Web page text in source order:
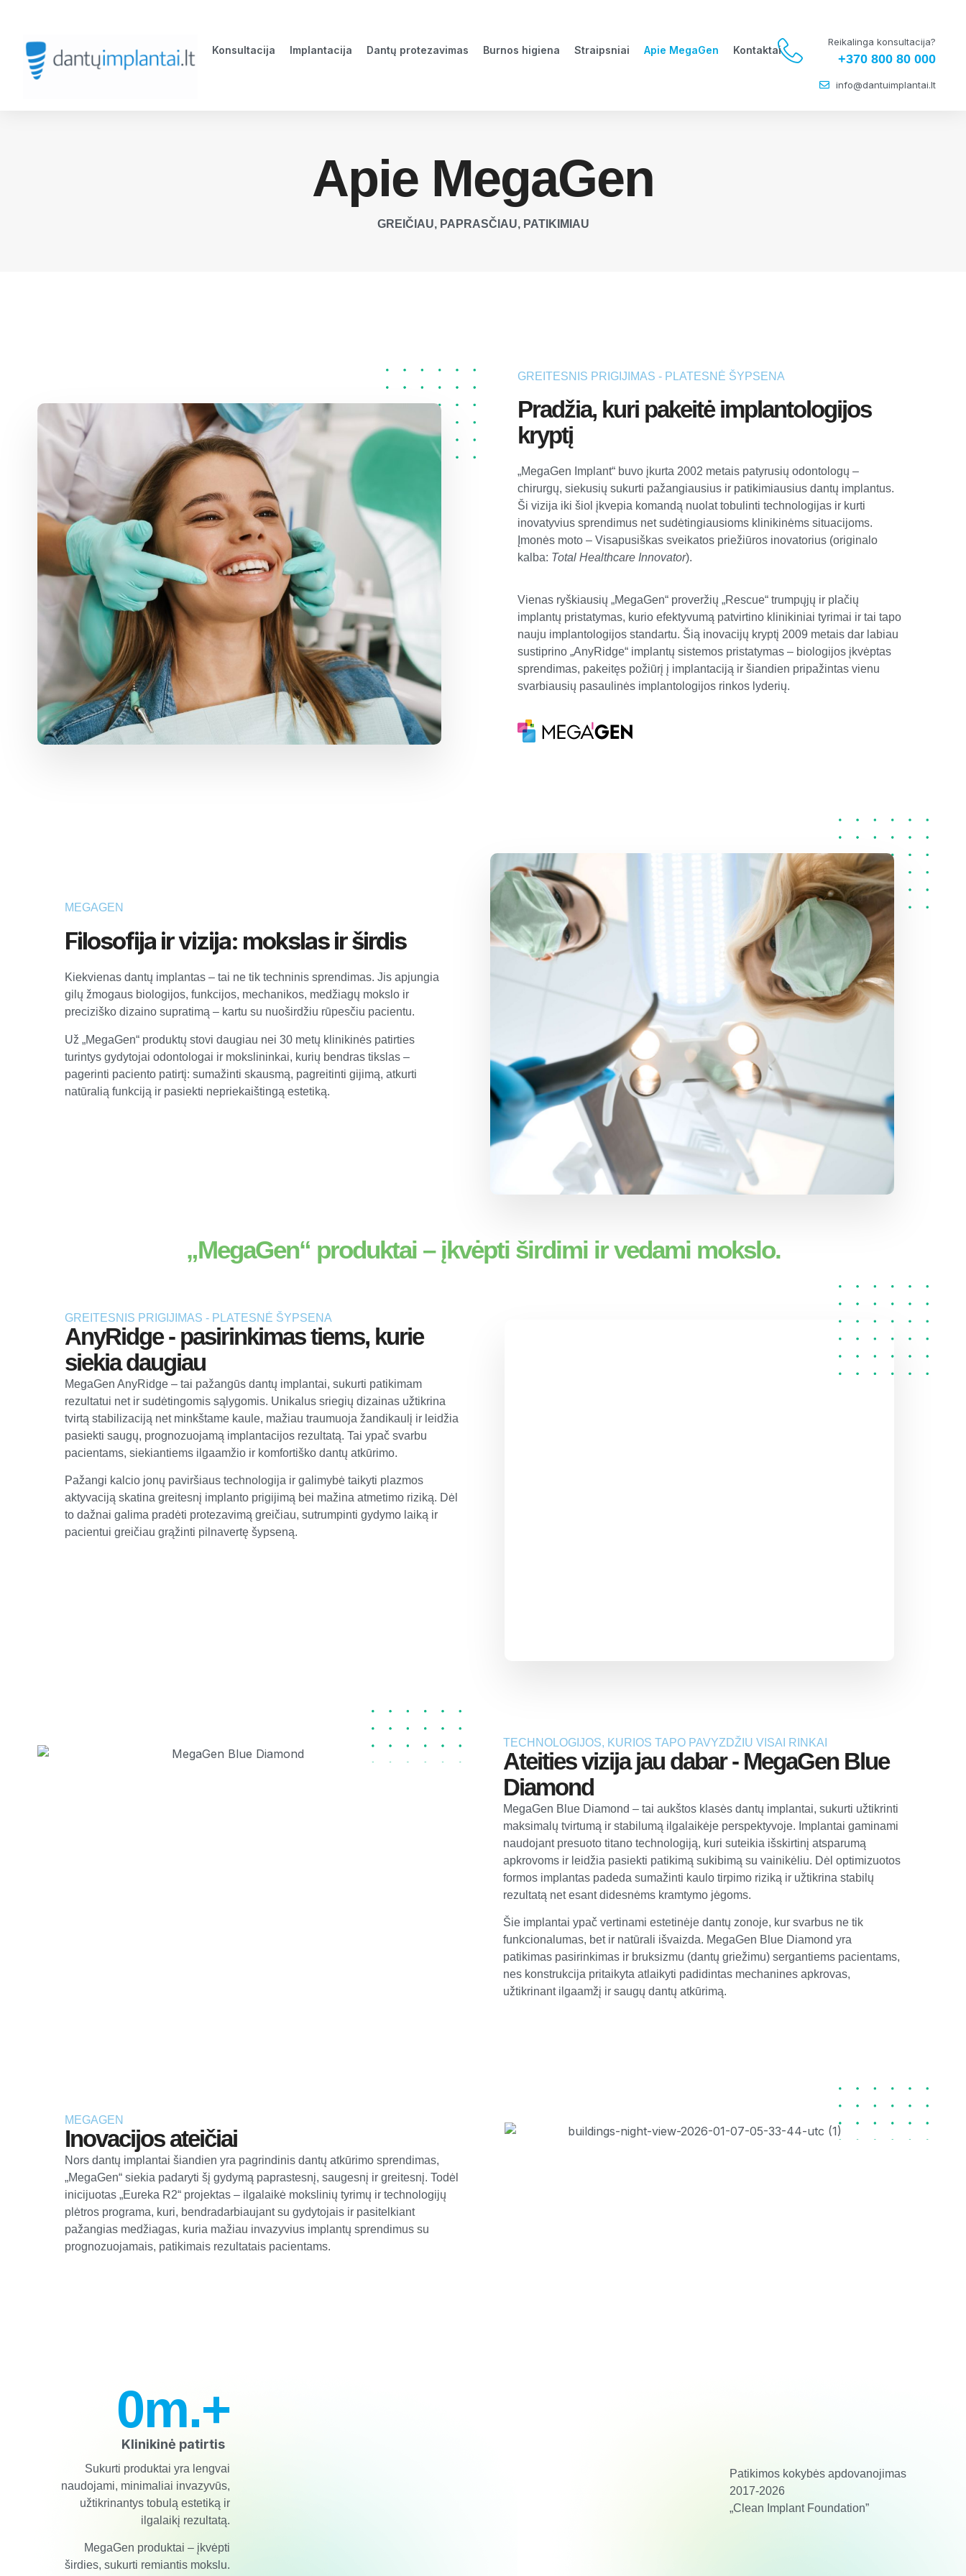
Konsultacija Implantacija Dantų protezavimas Burnos higiena Straipsniai Apie MegaGen Kontaktai
Reikalinga konsultacija?
+370 800 80 000
info@dantuimplantai.lt
Apie MegaGen
GREIČIAU, PAPRASČIAU, PATIKIMIAU
GREITESNIS PRIGIJIMAS - PLATESNĖ ŠYPSENA
Pradžia, kuri pakeitė implantologijos
kryptį
„MegaGen Implant“ buvo įkurta 2002 metais patyrusių odontologų –
chirurgų, siekusių sukurti pažangiausius ir patikimiausius dantų implantus.
Ši vizija iki šiol įkvepia komandą nuolat tobulinti technologijas ir kurti
inovatyvius sprendimus net sudėtingiausioms klinikinėms situacijoms.
Įmonės moto – Visapusiškas sveikatos priežiūros inovatorius (originalo
kalba: Total Healthcare Innovator).
Vienas ryškiausių „MegaGen“ proveržių „Rescue“ trumpųjų ir plačių
implantų pristatymas, kurio efektyvumą patvirtino klinikiniai tyrimai ir tai tapo
nauju implantologijos standartu. Šią inovacijų kryptį 2009 metais dar labiau
sustiprino „AnyRidge“ implantų sistemos pristatymas – biologijos įkvėptas
sprendimas, pakeitęs požiūrį į implantaciją ir šiandien pripažintas vienu
svarbiausių pasaulinės implantologijos rinkos lyderių.
MEGAGEN
Filosofija ir vizija: mokslas ir širdis
Kiekvienas dantų implantas – tai ne tik techninis sprendimas. Jis apjungia
gilų žmogaus biologijos, funkcijos, mechanikos, medžiagų mokslo ir
preciziško dizaino supratimą – kartu su nuoširdžiu rūpesčiu pacientu.
Už „MegaGen“ produktų stovi daugiau nei 30 metų klinikinės patirties
turintys gydytojai odontologai ir mokslininkai, kurių bendras tikslas –
pagerinti paciento patirtį: sumažinti skausmą, pagreitinti gijimą, atkurti
natūralią funkciją ir pasiekti nepriekaištingą estetiką.
„MegaGen“ produktai – įkvėpti širdimi ir vedami mokslo.
GREITESNIS PRIGIJIMAS - PLATESNĖ ŠYPSENA
AnyRidge - pasirinkimas tiems, kurie
siekia daugiau
MegaGen AnyRidge – tai pažangūs dantų implantai, sukurti patikimam
rezultatui net ir sudėtingomis sąlygomis. Unikalus sriegių dizainas užtikrina
tvirtą stabilizaciją net minkštame kaule, mažiau traumuoja žandikaulį ir leidžia
pasiekti saugų, prognozuojamą implantacijos rezultatą. Tai ypač svarbu
pacientams, siekiantiems ilgaamžio ir komfortiško dantų atkūrimo.
Pažangi kalcio jonų paviršiaus technologija ir galimybė taikyti plazmos
aktyvaciją skatina greitesnį implanto prigijimą bei mažina atmetimo riziką. Dėl
to dažnai galima pradėti protezavimą greičiau, sutrumpinti gydymo laiką ir
pacientui greičiau grąžinti pilnavertę šypseną.
TECHNOLOGIJOS, KURIOS TAPO PAVYZDŽIU VISAI RINKAI
Ateities vizija jau dabar - MegaGen Blue
Diamond
MegaGen Blue Diamond – tai aukštos klasės dantų implantai, sukurti užtikrinti
maksimalų tvirtumą ir stabilumą ilgalaikėje perspektyvoje. Implantai gaminami
naudojant presuoto titano technologiją, kuri suteikia išskirtinį atsparumą
apkrovoms ir leidžia pasiekti patikimą sukibimą su vainikėliu. Dėl optimizuotos
formos implantas padeda sumažinti kaulo tirpimo riziką ir užtikrina stabilų
rezultatą net esant didesnėms kramtymo jėgoms.
Šie implantai ypač vertinami estetinėje dantų zonoje, kur svarbus ne tik
funkcionalumas, bet ir natūrali išvaizda. MegaGen Blue Diamond yra
patikimas pasirinkimas ir bruksizmu (dantų griežimu) sergantiems pacientams,
nes konstrukcija pritaikyta atlaikyti padidintas mechanines apkrovas,
užtikrinant ilgaamžį ir saugų dantų atkūrimą.
MEGAGEN
Inovacijos ateičiai
Nors dantų implantai šiandien yra pagrindinis dantų atkūrimo sprendimas,
„MegaGen“ siekia padaryti šį gydymą paprastesnį, saugesnį ir greitesnį. Todėl
inicijuotas „Eureka R2“ projektas – ilgalaikė mokslinių tyrimų ir technologijų
plėtros programa, kuri, bendradarbiaujant su gydytojais ir pasitelkiant
pažangias medžiagas, kuria mažiau invazyvius implantų sprendimus su
prognozuojamais, patikimais rezultatais pacientams.
0m.+
Klinikinė patirtis
Sukurti produktai yra lengvai
naudojami, minimaliai invazyvūs,
užtikrinantys tobulą estetiką ir
ilgalaikį rezultatą.
MegaGen produktai – įkvėpti
širdies, sukurti remiantis mokslu.
Patikimos kokybės apdovanojimas
2017-2026
„Clean Implant Foundation”